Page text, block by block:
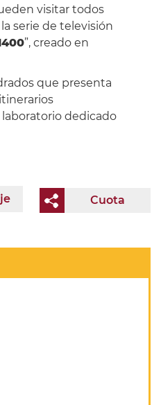
visitar todos
serie de televisión
”, creado en
que presenta
laboratorio dedicado
Cuota